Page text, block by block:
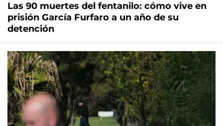
Las 90 muertes del fentanilo: cómo vive en
prisión García Furfaro a un año de su
detención